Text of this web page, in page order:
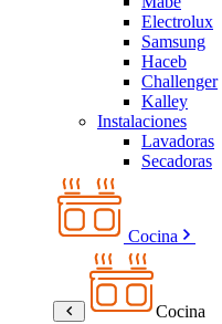
Electrolux
Samsung
Haceb
Challenger
Kalley
Instalaciones
Lavadoras
Secadoras
Cocina
Cocina